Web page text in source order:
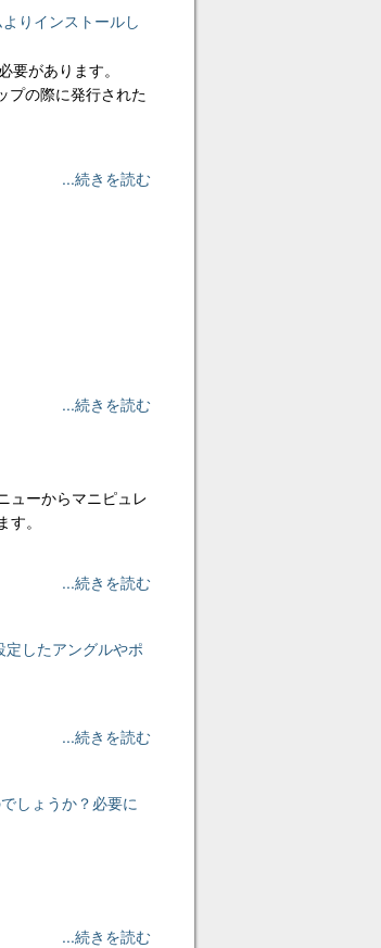
りインストールし
があります。
プの際に発行された
...続きを読む
...続きを読む
ューからマニピュレ
。
...続きを読む
したアングルやポ
...続きを読む
しょうか？必要に
...続きを読む